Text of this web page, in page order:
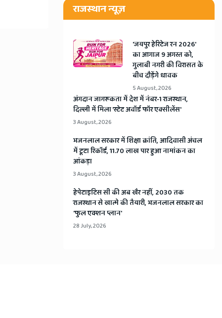
राजस्थान न्यूज़
​'जयपुर हेरिटेज रन 2026'
का आगाज 9 अगस्त को,
गुलाबी नगरी की विरासत के
बीच दौड़ेंगे धावक
5 August, 2026
अंगदान जागरूकता में देश में नंबर-1 राजस्थान,
दिल्ली में मिला 'स्टेट अवॉर्ड फॉर एक्सीलेंस'
3 August, 2026
भजनलाल सरकार में शिक्षा क्रांति, आदिवासी अंचल
में टूटा रिकॉर्ड, 11.70 लाख पार हुआ नामांकन का
आंकड़ा
3 August, 2026
हेपेटाइटिस सी की अब खैर नहीं, 2030 तक
राजस्थान से खात्मे की तैयारी, भजनलाल सरकार का
'फुल एक्शन प्लान'
28 July, 2026